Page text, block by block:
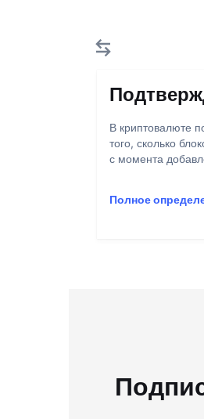
В криптовалюте
того, сколько
с момента
Полное